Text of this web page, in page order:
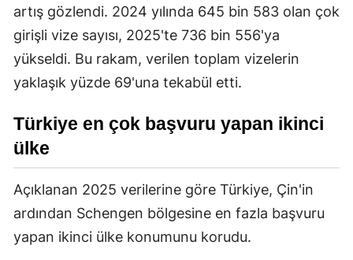
artış gözlendi. 2024 yılında 645 bin 583 olan çok
girişli vize sayısı, 2025'te 736 bin 556'ya
yükseldi. Bu rakam, verilen toplam vizelerin
yaklaşık yüzde 69'una tekabül etti.
Türkiye en çok başvuru yapan ikinci
ülke
Açıklanan 2025 verilerine göre Türkiye, Çin'in
ardından Schengen bölgesine en fazla başvuru
yapan ikinci ülke konumunu korudu.